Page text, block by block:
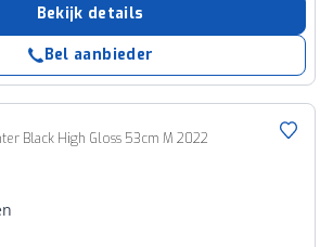
Bekijk details
Bel aanbieder
Black High Gloss 53cm M 2022